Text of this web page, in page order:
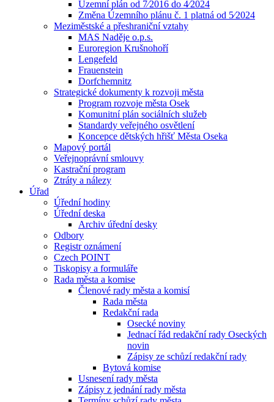
Územní plán od 7⁄2016 do 4⁄2024
Změna Územního plánu č. 1 platná od 5⁄2024
Meziměstské a přeshraniční vztahy
MAS Naděje o.p.s.
Euroregion Krušnohoří
Lengefeld
Frauenstein
Dorfchemnitz
Strategické dokumenty k rozvoji města
Program rozvoje města Osek
Komunitní plán sociálních služeb
Standardy veřejného osvětlení
Koncepce dětských hřišť Města Oseka
Mapový portál
Veřejnoprávní smlouvy
Kastrační program
Ztráty a nálezy
Úřad
Úřední hodiny
Úřední deska
Archiv úřední desky
Odbory
Registr oznámení
Czech POINT
Tiskopisy a formuláře
Rada města a komise
Členové rady města a komisí
Rada města
Redakční rada
Osecké noviny
Jednací řád redakční rady Oseckých
novin
Zápisy ze schůzí redakční rady
Bytová komise
Usnesení rady města
Zápisy z jednání rady města